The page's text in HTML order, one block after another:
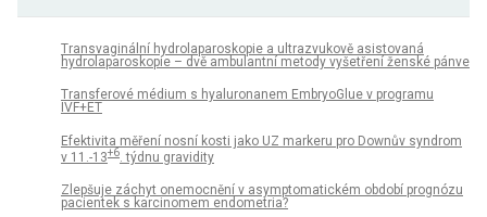
Transvaginální hydrolaparoskopie a ultrazvukově asistovaná
hydrolaparoskopie – dvě ambulantní metody vyšetření ženské pánve
Transferové médium s hyaluronanem EmbryoGlue v programu
IVF+ET
Efektivita měření nosní kosti jako UZ markeru pro Downův syndrom
v 11.-13+6 . týdnu gravidity
Zlepšuje záchyt onemocnění v asymptomatickém období prognózu
pacientek s karcinomem endometria?